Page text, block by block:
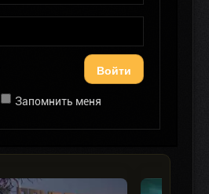
Войти
Запомнить меня